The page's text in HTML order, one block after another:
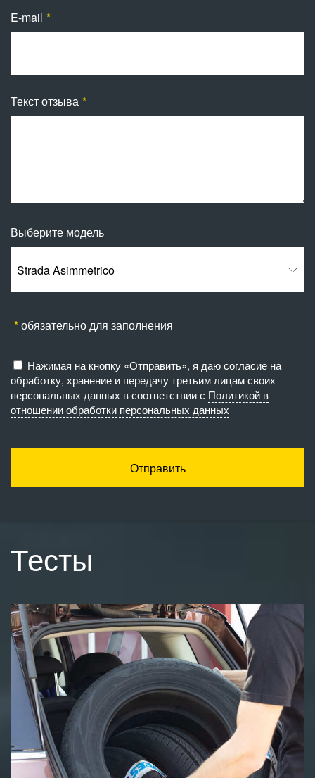
E-mail
Текст отзыва
Выберите модель
Strada Asimmetrico
обязательно для заполнения
Нажимая на кнопку «Отправить», я даю согласие на
обработку, хранение и передачу третьим лицам своих
персональных данных в соответствии с Политикой в
отношении обработки персональных данных
Отправить
Тесты